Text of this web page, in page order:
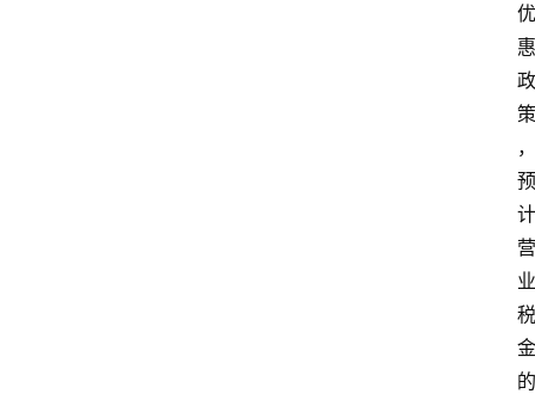
优
惠
政
策
，
预
计
营
业
税
金
的